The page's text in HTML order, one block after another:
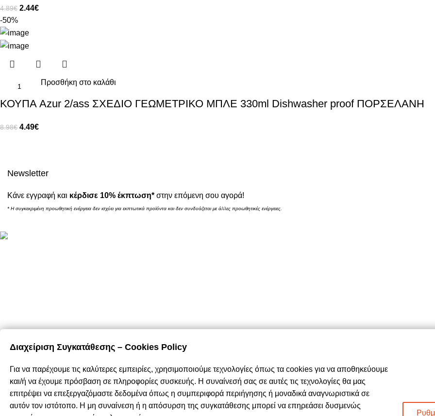
4.89€ 2.44€
-50%
Προσθήκη στο καλάθι
ΚΟΥΠΑ Azur 2/ass ΣΧΕΔΙΟ ΓΕΩΜΕΤΡΙΚΟ ΜΠΛΕ 330ml Dishwasher proof ΠΟΡΣΕΛΑΝΗ
8.98€ 4.49€
Newsletter
Κάνε εγγραφή και κέρδισε 10% έκπτωση* στην επόμενη σου αγορά!
* Η συγκεκριμένη προωθητική ενέργεια δεν ισχύει για εκπτωτικά προϊόντα και δεν συνδυάζεται με άλλες προωθητικές ενέργειες.
Προσωπικά Δεδομένα – Cookies
Επικοινωνία
Διαχείριση Συγκατάθεσης – Cookies Policy
Για να παρέχουμε τις καλύτερες εμπειρίες, χρησιμοποιούμε τεχνολογίες όπως τα cookies για να αποθηκεύουμε
και/ή να έχουμε πρόσβαση σε πληροφορίες συσκευής. Η συναίνεσή σας σε αυτές τις τεχνολογίες θα μας
επιτρέψει να επεξεργαζόμαστε δεδομένα όπως η συμπεριφορά περιήγησης ή μοναδικά αναγνωριστικά σε
αυτόν τον ιστότοπο. Η μη συναίνεση ή η απόσυρση της συγκατάθεσης μπορεί να επηρεάσει δυσμενώς